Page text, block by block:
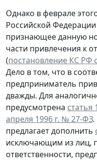
Однако в феврале
Российской
признающее данную
части привлечения к
(постановление КС РФ
Дело в том, что в
предприниматель
дважды. Для
предусмотрена статья
апреля 1996 г. № 27-ФЗ.
предлагает дополнить
исключающим из лиц,
ответственности,